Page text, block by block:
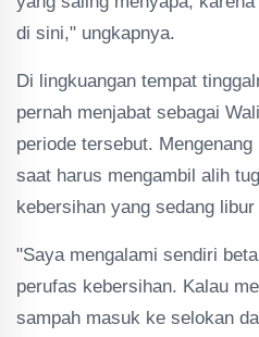
di sini," ungkapnya.
Di lingkuangan tempat
pernah menjabat sebagai
periode tersebut.
saat harus mengambil alih
kebersihan yang sedang libur
"Saya mengalami sendiri
perufas kebersihan. Kalau
sampah masuk ke selokan